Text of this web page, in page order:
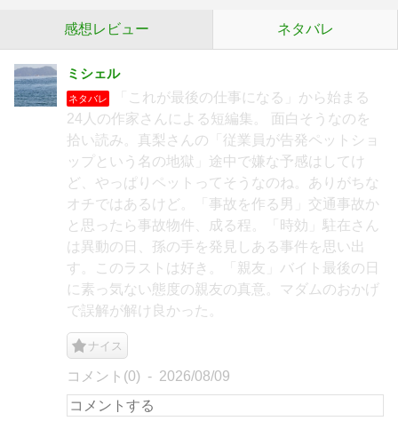
感想レビュー ネタバレ
ミシェル
ネタバレ
「これが最後の仕事になる」から始まる
24人の作家さんによる短編集。 面白そうなのを
拾い読み。真梨さんの「従業員が告発ペットショ
ップという名の地獄」途中で嫌な予感はしてけ
ど、やっぱりペットってそうなのね。ありがちな
オチではあるけど。「事故を作る男」交通事故か
と思ったら事故物件、成る程。「時効」駐在さん
は異動の日、孫の手を発見しある事件を思い出
す。このラストは好き。「親友」バイト最後の日
に素っ気ない態度の親友の真意。マダムのおかげ
で誤解が解け良かった。
ナイス
コメント(0) 2026/08/09